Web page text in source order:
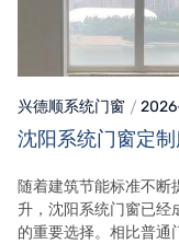
兴德顺系统门窗
沈阳系统门窗定
随着建筑节能标准不断
升，沈阳系统门窗已经
的重要选择。相比普通